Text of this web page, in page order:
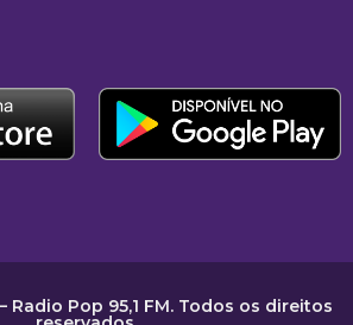
Radio Pop 95,1 FM. Todos os direitos